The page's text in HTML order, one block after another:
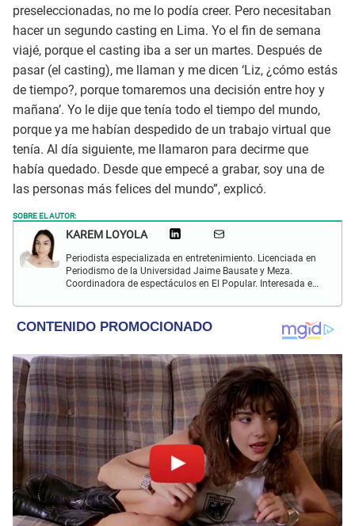
preseleccionadas, no me lo podía creer. Pero necesitaban
hacer un segundo casting en Lima. Yo el fin de semana
viajé, porque el casting iba a ser un martes. Después de
pasar (el casting), me llaman y me dicen ‘Liz, ¿cómo estás
de tiempo?, porque tomaremos una decisión entre hoy y
mañana’. Yo le dije que tenía todo el tiempo del mundo,
porque ya me habían despedido de un trabajo virtual que
tenía. Al día siguiente, me llamaron para decirme que
había quedado. Desde que empecé a grabar, soy una de
las personas más felices del mundo”, explicó.
SOBRE EL AUTOR:
KAREM LOYOLA
Periodista especializada en entretenimiento. Licenciada en
Periodismo de la Universidad Jaime Bausate y Meza.
Coordinadora de espectáculos en El Popular. Interesada en